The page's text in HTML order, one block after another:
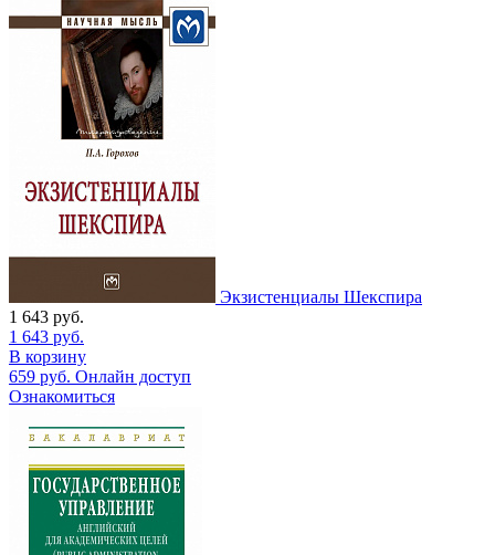
Экзистенциалы Шекспира
1 643 руб.
1 643 руб.
В корзину
659 руб. Онлайн доступ
Ознакомиться